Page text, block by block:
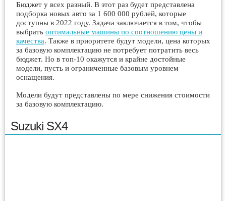
Бюджет у всех разный. В этот раз будет представлена
подборка новых авто за 1 600 000 рублей, которые
доступны в 2022 году. Задача заключается в том, чтобы
выбрать оптимальные машины по соотношению цены и
качества. Также в приоритете будут модели, цена которых
за базовую комплектацию не потребует потратить весь
бюджет. Но в топ-10 окажутся и крайне достойные
модели, пусть и ограниченные базовым уровнем
оснащения.
Модели будут представлены по мере снижения стоимости
за базовую комплектацию.
Suzuki SX4